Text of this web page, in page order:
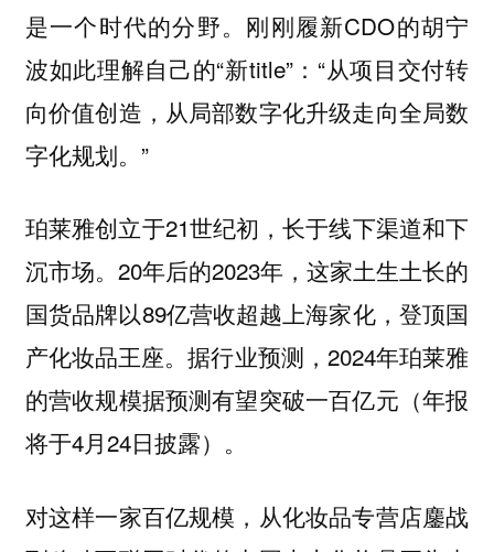
是一个时代的分野。刚刚履新CDO的胡宁
波如此理解自己的“新title”：“从项目交付转
向价值创造，从局部数字化升级走向全局数
字化规划。”
珀莱雅创立于21世纪初，长于线下渠道和下
沉市场。20年后的2023年，这家土生土长的
国货品牌以89亿营收超越上海家化，登顶国
产化妆品王座。据行业预测，2024年珀莱雅
的营收规模据预测有望突破一百亿元（年报
将于4月24日披露）。
对这样一家百亿规模，从化妆品专营店鏖战